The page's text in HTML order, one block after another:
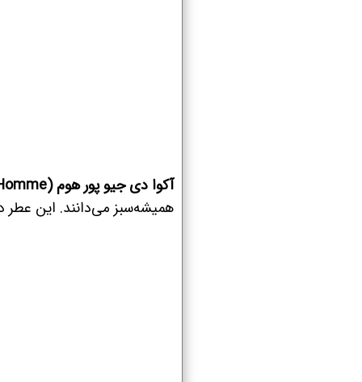
آکوا دی جیو پور هوم (Acqua di Gio Pour Homme)
همیشه‌سبز می‌دانند. این عطر